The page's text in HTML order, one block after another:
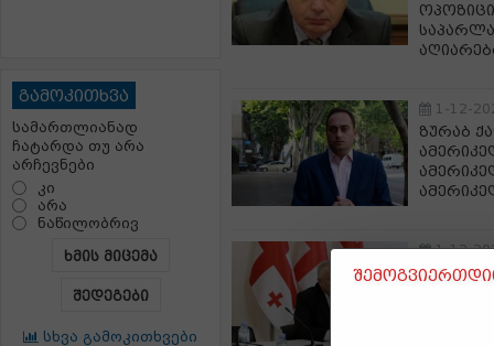
გამოკითხვა
სამართლიანად
ჩატარდა თუ არა
არჩევნები
კი
არა
ნაწილობრივ
ხმის მიცემა
შედეგები
სხვა გამოკითხვები
1-12-
ზურაბ
1-12-
პაატა